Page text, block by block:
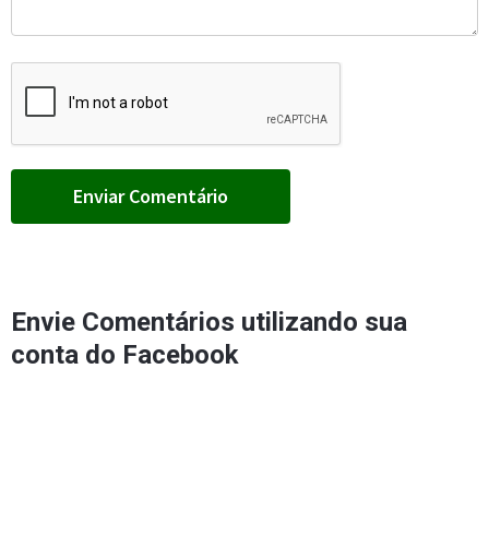
Envie Comentários utilizando sua
conta do Facebook